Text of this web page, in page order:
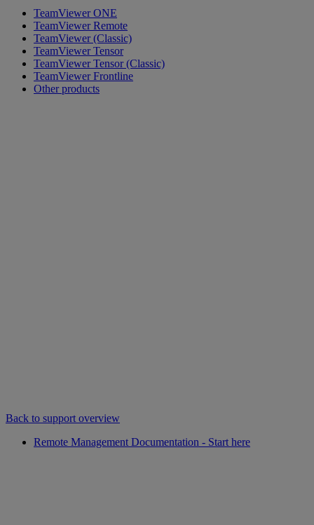
TeamViewer ONE
TeamViewer Remote
TeamViewer (Classic)
TeamViewer Tensor
TeamViewer Tensor (Classic)
TeamViewer Frontline
Other products
Back to support overview
Remote Management Documentation - Start here